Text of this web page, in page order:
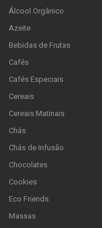
Álcool Orgânico
Azeite
Bebidas de Frutas
Cafés
Cafés Especiais
Cereais
Cereais Matinais
Chás
Chás de Infusão
Chocolates
Cookies
Eco Friends
Massas